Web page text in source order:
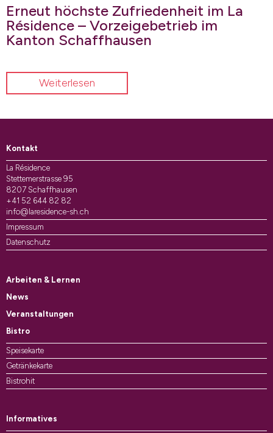
Erneut höchste Zufriedenheit im La
Résidence – Vorzeigebetrieb im
Kanton Schaffhausen
Weiterlesen
Kontakt
La Résidence
Stettemerstrasse 95
8207 Schaffhausen
+41 52 644 82 82
info@laresidence-sh.ch
Impressum
Datenschutz
Arbeiten & Lernen
News
Veranstaltungen
Bistro
Speisekarte
Getränkekarte
Bistrohit
Informatives